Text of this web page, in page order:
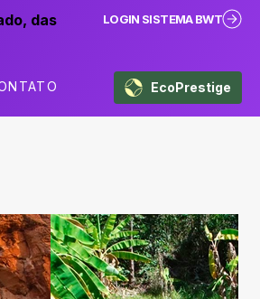
das
LOGIN SISTEMA BWT
EcoPrestige